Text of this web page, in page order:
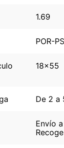
1.69
POR-
18x55
De 2 a
Envío